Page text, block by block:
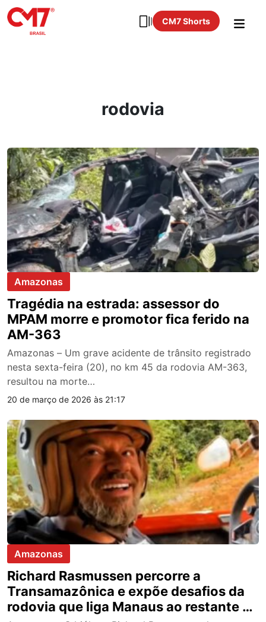
CM7 Shorts
rodovia
Amazonas
Tragédia na estrada: assessor do
MPAM morre e promotor fica ferido na
AM-363
Amazonas – Um grave acidente de trânsito registrado
nesta sexta-feira (20), no km 45 da rodovia AM-363,
resultou na morte…
20 de março de 2026 às 21:17
Amazonas
Richard Rasmussen percorre a
Transamazônica e expõe desafios da
rodovia que liga Manaus ao restante do